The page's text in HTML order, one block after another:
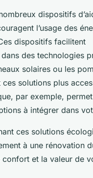
dispositifs
l’usage des
dispositifs facilitent
dans des technologies
solaires ou les
ces solutions plus
par exemple,
à intégrer dans
ces solutions
à une rénovation
confort et la valeur de